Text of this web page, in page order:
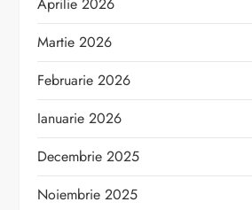
Martie 2026
Februarie 2026
Ianuarie 2026
Decembrie 2025
Noiembrie 2025